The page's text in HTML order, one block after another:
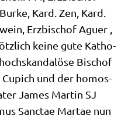
Kard. Zen, Kard.
Erz­bi­schof Aguer ,
kei­ne gute Katho­
Bischof
Cupich und der homos­
James Mar­tin SJ
Sanc­tae Mar­tae nun